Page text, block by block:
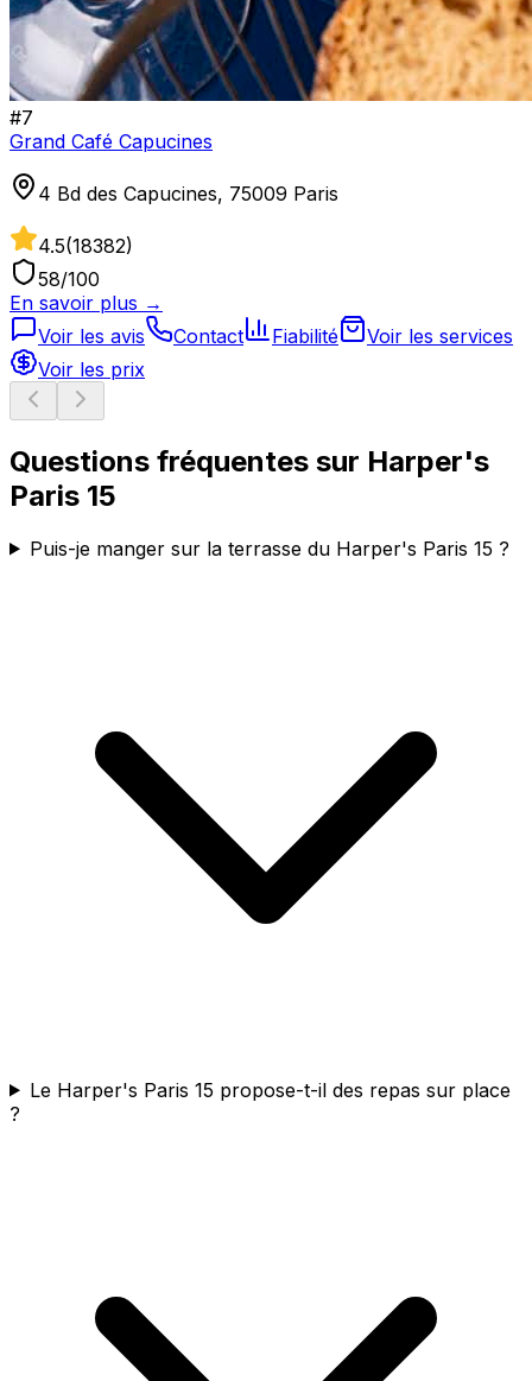
#7
Grand Café Capucines
4 Bd des Capucines, 75009 Paris
4.5(18382)
58/100
En savoir plus →
Voir les avis
Contact Fiabilité
Voir les services
Voir les prix
Questions fréquentes sur Harper's
Paris 15
Puis-je manger sur la terrasse du Harper's Paris 15 ?
Le Harper's Paris 15 propose-t-il des repas sur place
?